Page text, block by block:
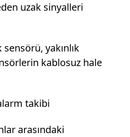
uzak sinyalleri
sensörü, yakınlık
kablosuz hale
takibi
arasındaki